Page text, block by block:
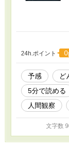
24h.ポイント
予感 ど
5分で読める
人間観察
文字数